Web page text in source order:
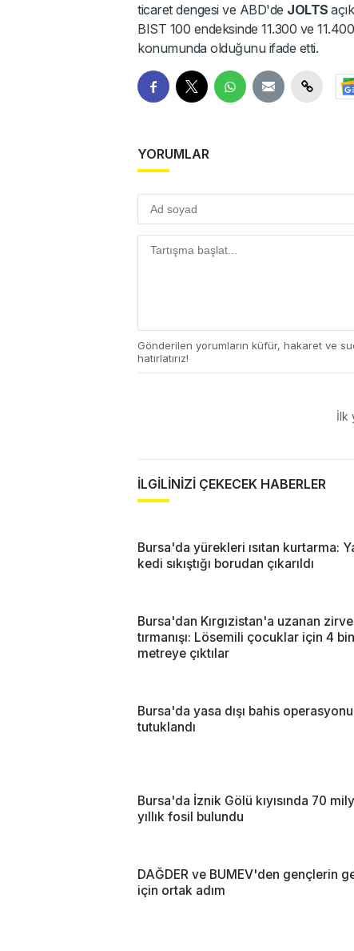
ticaret dengesi ve ABD'de JOLTS
BIST 100 endeksinde 11.300 ve
konumunda olduğunu ifade etti.
YORUMLAR
Gönderilen yorumların küfür, hakaret ve
hatırlatırız!
İlk
İLGİLİNİZİ ÇEKECEK HABERLER
Bursa'da yürekleri ısıtan kurtarma:
kedi sıkıştığı borudan çıkarıldı
Bursa'dan Kırgızistan'a uzanan zirve
tırmanışı: Lösemili çocuklar için 4
metreye çıktılar
Bursa'da yasa dışı bahis
tutuklandı
Bursa'da İznik Gölü kıyısında 70
yıllık fosil bulundu
DAĞDER ve BUMEV'den gençlerin
için ortak adım